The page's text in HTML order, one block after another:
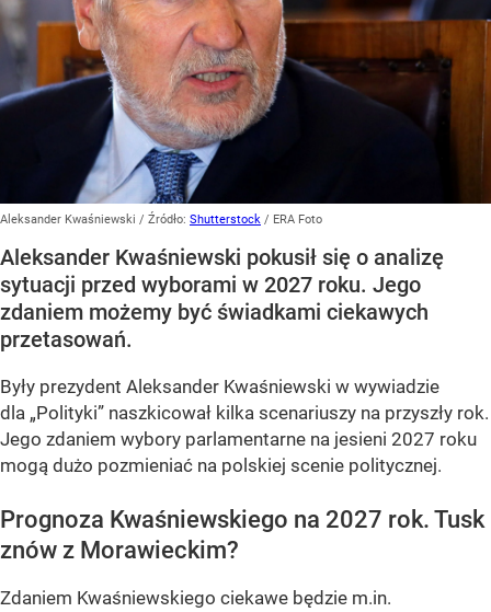
Aleksander Kwaśniewski / Źródło: Shutterstock / ERA Foto
Aleksander Kwaśniewski pokusił się o analizę
sytuacji przed wyborami w 2027 roku. Jego
zdaniem możemy być świadkami ciekawych
przetasowań.
Były prezydent Aleksander Kwaśniewski w wywiadzie
dla „Polityki” naszkicował kilka scenariuszy na przyszły rok.
Jego zdaniem wybory parlamentarne na jesieni 2027 roku
mogą dużo pozmieniać na polskiej scenie politycznej.
Prognoza Kwaśniewskiego na 2027 rok. Tusk
znów z Morawieckim?
Zdaniem Kwaśniewskiego ciekawe będzie m.in.